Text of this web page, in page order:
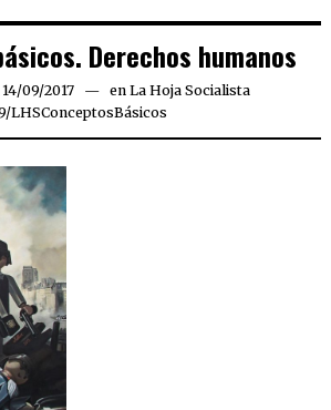
Derechos humanos
14/09/2017 en La Hoja Socialista
/LHSConceptosBásicos